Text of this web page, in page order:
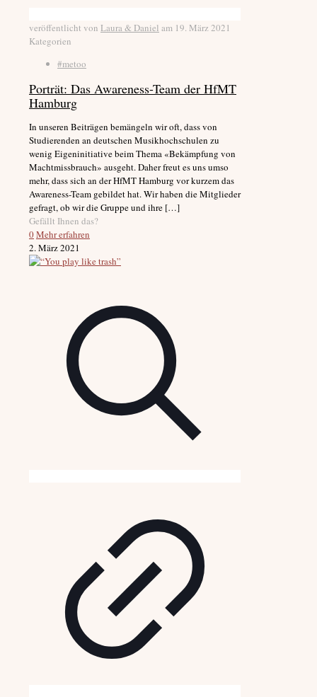
veröffentlicht von Laura & Daniel am 19. März 2021
Kategorien
#metoo
Porträt: Das Awareness-Team der HfMT
Hamburg
In unseren Beiträgen bemängeln wir oft, dass von
Studierenden an deutschen Musikhochschulen zu
wenig Eigeninitiative beim Thema «Bekämpfung von
Machtmissbrauch» ausgeht. Daher freut es uns umso
mehr, dass sich an der HfMT Hamburg vor kurzem das
Awareness-Team gebildet hat. Wir haben die Mitglieder
gefragt, ob wir die Gruppe und ihre […]
Gefällt Ihnen das?
0Mehr erfahren
2. März 2021